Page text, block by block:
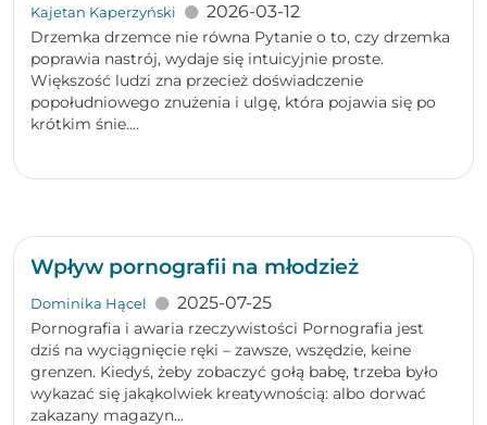
Kajetan Kaperzyński 2026-03-12
Drzemka drzemce nie równa Pytanie o to, czy drzemka
poprawia nastrój, wydaje się intuicyjnie proste.
Większość ludzi zna przecież doświadczenie
popołudniowego znużenia i ulgę, która pojawia się po
krótkim śnie....
Wpływ pornografii na młodzież
Dominika Hącel 2025-07-25
Pornografia i awaria rzeczywistości Pornografia jest
dziś na wyciągnięcie ręki – zawsze, wszędzie, keine
grenzen. Kiedyś, żeby zobaczyć gołą babę, trzeba było
wykazać się jakąkolwiek kreatywnością: albo dorwać
zakazany magazyn...